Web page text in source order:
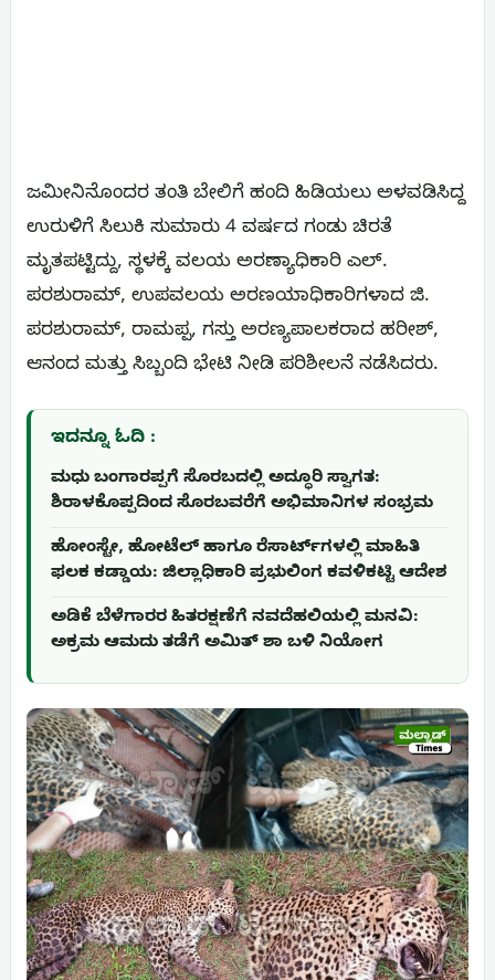
ಜಮೀನಿನೊಂದರ ತಂತಿ ಬೇಲಿಗೆ ಹಂದಿ‌ ಹಿಡಿಯಲು ಅಳವಡಿಸಿದ್ದ
ಉರುಳಿಗೆ ಸಿಲುಕಿ ಸುಮಾರು 4 ವರ್ಷದ ಗಂಡು ಚಿರತೆ
ಮೃತಪಟ್ಟಿದ್ದು, ಸ್ಥಳಕ್ಕೆ ವಲಯ ಅರಣ್ಯಾಧಿಕಾರಿ ಎಲ್.
ಪರಶುರಾಮ್, ಉಪವಲಯ ಅರಣಯಾಧಿಕಾರಿಗಳಾದ ಜಿ.
ಪರಶುರಾಮ್, ರಾಮಪ್ಪ, ಗಸ್ತು ಅರಣ್ಯಪಾಲಕರಾದ ಹರೀಶ್,
ಆನಂದ ಮತ್ತು ಸಿಬ್ಬಂದಿ ಭೇಟಿ ನೀಡಿ ಪರಿಶೀಲನೆ‌ ನಡೆಸಿದರು.
ಇದನ್ನೂ ಓದಿ :
ಮಧು ಬಂಗಾರಪ್ಪಗೆ ಸೊರಬದಲ್ಲಿ ಅದ್ಧೂರಿ ಸ್ವಾಗತ:
ಶಿರಾಳಕೊಪ್ಪದಿಂದ ಸೊರಬವರೆಗೆ ಅಭಿಮಾನಿಗಳ ಸಂಭ್ರಮ
ಹೋಂಸ್ಟೇ, ಹೋಟೆಲ್ ಹಾಗೂ ರೆಸಾರ್ಟ್‌ಗಳಲ್ಲಿ ಮಾಹಿತಿ
ಫಲಕ ಕಡ್ಡಾಯ: ಜಿಲ್ಲಾಧಿಕಾರಿ ಪ್ರಭುಲಿಂಗ ಕವಳಿಕಟ್ಟಿ ಆದೇಶ
ಅಡಿಕೆ ಬೆಳೆಗಾರರ ಹಿತರಕ್ಷಣೆಗೆ ನವದೆಹಲಿಯಲ್ಲಿ ಮನವಿ:
ಅಕ್ರಮ ಆಮದು ತಡೆಗೆ ಅಮಿತ್ ಶಾ ಬಳಿ ನಿಯೋಗ